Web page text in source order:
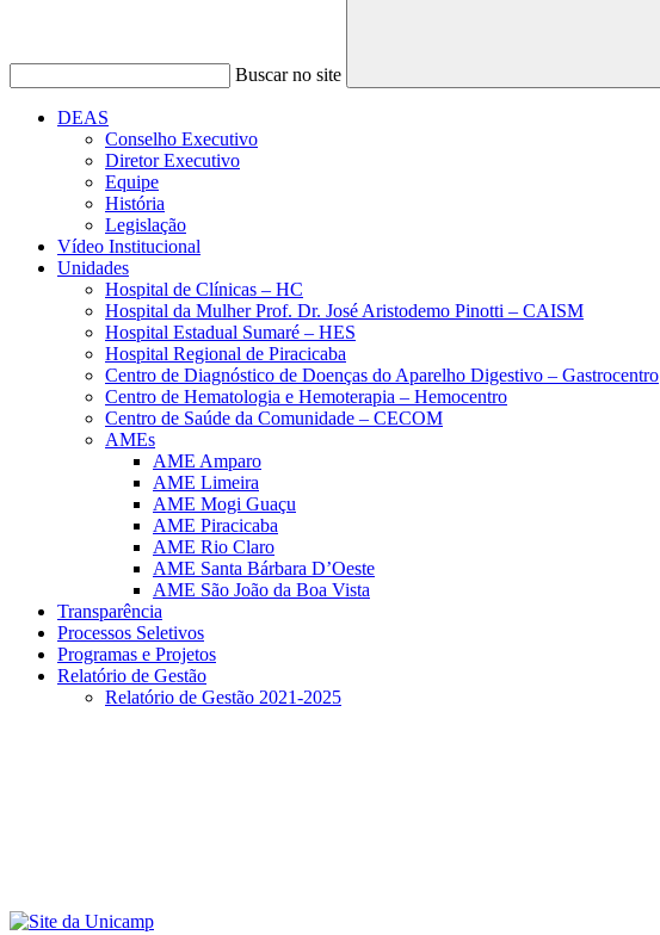
Buscar no site
Buscar
DEAS
Conselho Executivo
Diretor Executivo
Equipe
História
Legislação
Vídeo Institucional
Unidades
Hospital de Clínicas – HC
Hospital da Mulher Prof. Dr. José Aristodemo Pinotti – CAISM
Hospital Estadual Sumaré – HES
Hospital Regional de Piracicaba
Centro de Diagnóstico de Doenças do Aparelho Digestivo – Gastrocentro
Centro de Hematologia e Hemoterapia – Hemocentro
Centro de Saúde da Comunidade – CECOM
AMEs
AME Amparo
AME Limeira
AME Mogi Guaçu
AME Piracicaba
AME Rio Claro
AME Santa Bárbara D’Oeste
AME São João da Boa Vista
Transparência
Processos Seletivos
Programas e Projetos
Relatório de Gestão
Relatório de Gestão 2021-2025